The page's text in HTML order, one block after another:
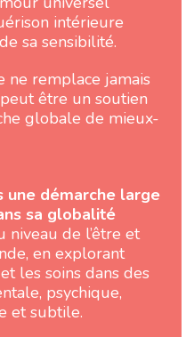
intérieure
sa sensibilité.
ne remplace jamais
être un soutien
globale de mieux-
une démarche large
sa globalité
niveau de l’être et
en explorant
les soins dans des
psychique,
et subtile.